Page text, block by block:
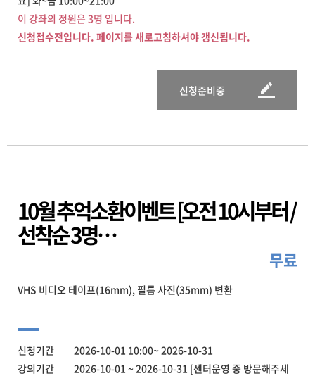
이 강좌의 정원은 3명 입니다.
신청접수전입니다. 페이지를 새로고침하셔야 갱신됩니다.
신청준비중
10월 추억소환이벤트 [오전 10시부터 /
선착순 3명…
무료
VHS 비디오 테이프(16mm), 필름 사진(35mm) 변환
신청기간 2026-10-01 10:00~ 2026-10-31
강의기간 2026-10-01 ~ 2026-10-31 [센터운영 중 방문해주세